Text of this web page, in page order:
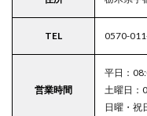
好し取
扱店）
矢板
TEL 0570-
営業時間
平日：
土曜日：
日曜・祝